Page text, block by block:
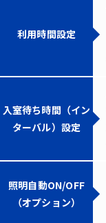
利用時間設定
入室待ち時間（イン
ターバル）設定
照明自動ON/OFF
（オプション）